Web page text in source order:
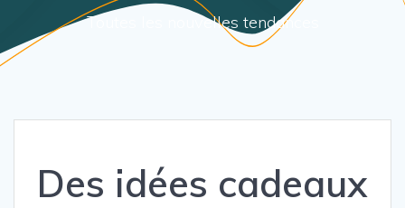
Toutes les nouvelles tendances
Des idées cadeaux